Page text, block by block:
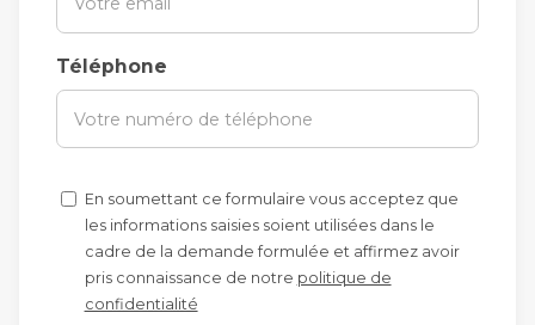
Téléphone
En soumettant ce formulaire vous acceptez que
les informations saisies soient utilisées dans le
cadre de la demande formulée et affirmez avoir
pris connaissance de notre politique de
confidentialité